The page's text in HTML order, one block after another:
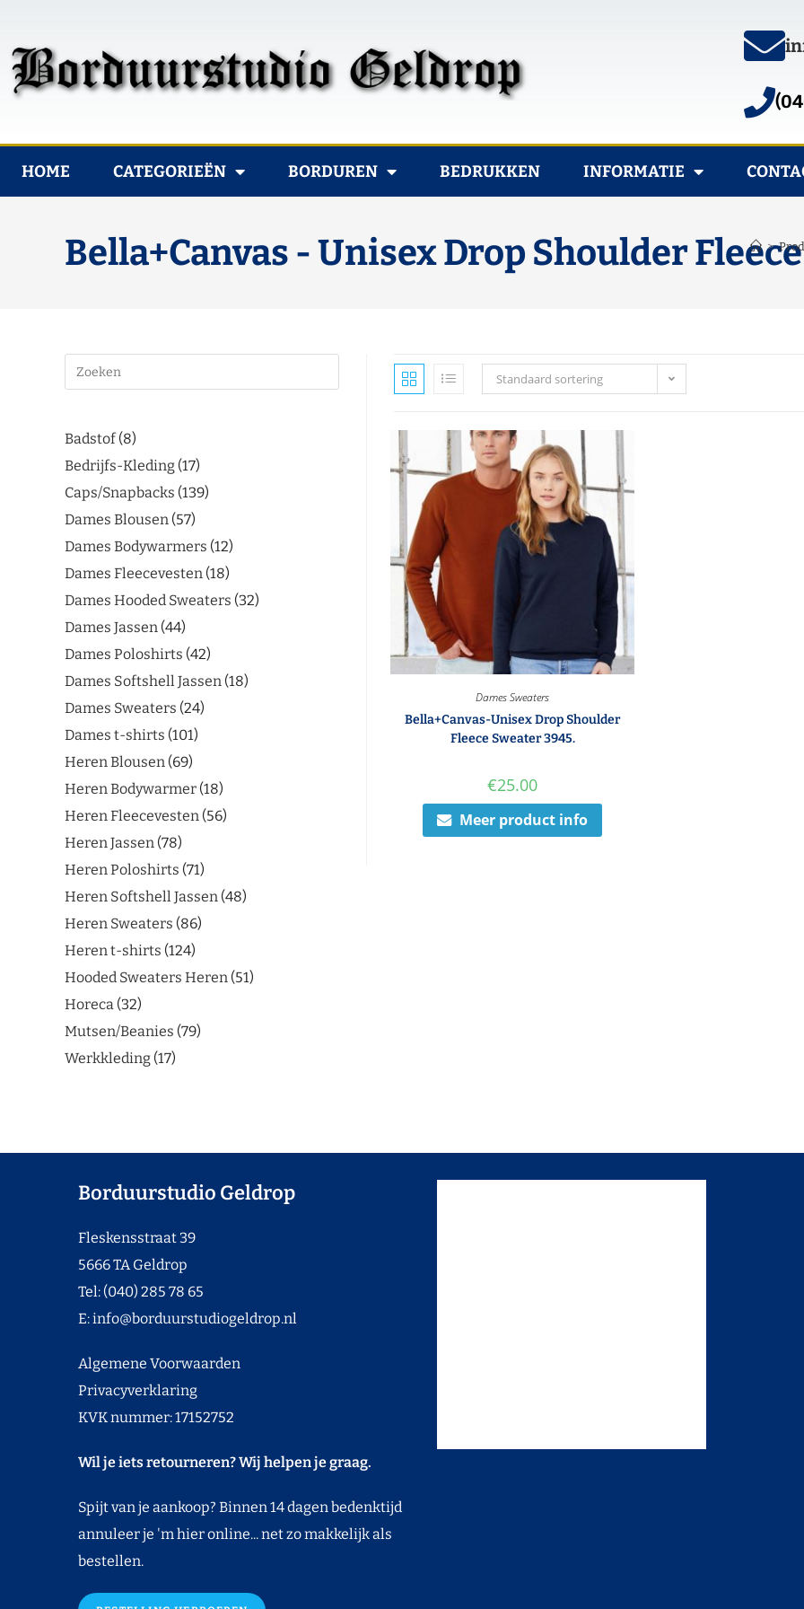
HOME CATEGORIEËN BORDUREN BEDRUKKEN INFORMATIE
Bella+Canvas - Unisex Drop Shoulder >
Standaard sortering
Dames Sweaters
Bella+Canvas-Unisex Drop Shoulder
Fleece Sweater 3945.
€25.00
Meer product info
Badstof 8
Bedrijfs-Kleding 17
Caps/Snapbacks 139
Dames Blousen 57
Dames Bodywarmers 12
Dames Fleecevesten 18
Dames Hooded Sweaters 32
Dames Jassen 44
Dames Poloshirts 42
Dames Softshell Jassen 18
Dames Sweaters 24
Dames t-shirts 101
Heren Blousen 69
Heren Bodywarmer 18
Heren Fleecevesten 56
Heren Jassen 78
Heren Poloshirts 71
Heren Softshell Jassen 48
Heren Sweaters 86
Heren t-shirts 124
Hooded Sweaters Heren 51
Horeca 32
Mutsen/Beanies 79
Werkkleding 17
Borduurstudio Geldrop
Fleskensstraat 39
5666 TA Geldrop
Tel: (040) 285 78 65
E:info@borduurstudiogeldrop.nl
Algemene Voorwaarden
Privacyverklaring
KVK nummer: 17152752
Wil je iets retourneren? Wij helpen je graag.
Spijt van je aankoop? Binnen 14 dagen bedenktijd
annuleer je 'm hier online... net zo makkelijk als
bestellen.